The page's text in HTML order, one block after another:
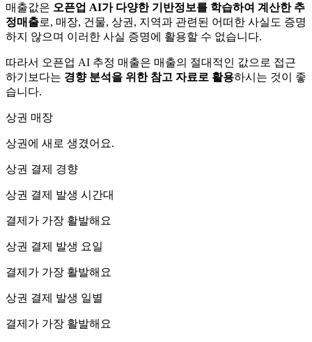
매출값은 오픈업 AI가 다양한 기반정보를 학습하여 계산한 추
정매출로, 매장, 건물, 상권, 지역과 관련된 어떠한 사실도 증명
하지 않으며 이러한 사실 증명에 활용할 수 없습니다.
따라서 오픈업 AI 추정 매출은 매출의 절대적인 값으로 접근
하기보다는 경향 분석을 위한 참고 자료로 활용하시는 것이 좋
습니다.
상권 매장
상권에 새로 생겼어요.
상권 결제 경향
상권 결제 발생 시간대
결제가 가장 활발해요
상권 결제 발생 요일
결제가 가장 활발해요
상권 결제 발생 일별
결제가 가장 활발해요